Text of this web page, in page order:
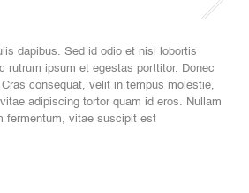
dapibus. Sed id odio et nisi lobortis
rutrum ipsum et egestas porttitor. Donec
consequat, velit in tempus molestie,
adipiscing tortor quam id eros. Nullam
fermentum, vitae suscipit est